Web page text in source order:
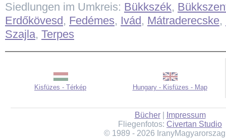
Siedlungen im Umkreis: Bükkszék,
Erdőkövesd, Fedémes, Ivád, Mátraderecske,
Szajla, Terpes
Kisfüzes - Térkép Hungary - Kisfüzes - Map
Bücher|
Impressum
Fliegenfotos: Civertan Studio
© 1989 - 2026